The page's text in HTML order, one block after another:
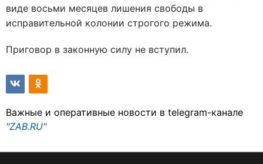
виде восьми месяцев лишения свободы в
исправительной колонии строгого режима.
Приговор в законную силу не вступил.
Важные и оперативные новости в telegram-канале
"ZAB.RU"